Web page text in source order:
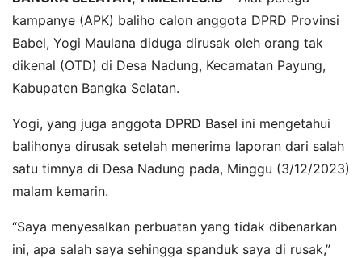
kampanye (APK) baliho calon anggota DPRD Provinsi
Babel, Yogi Maulana diduga dirusak oleh orang tak
dikenal (OTD) di Desa Nadung, Kecamatan Payung,
Kabupaten Bangka Selatan.
Yogi, yang juga anggota DPRD Basel ini mengetahui
balihonya dirusak setelah menerima laporan dari salah
satu timnya di Desa Nadung pada, Minggu (3/12/2023)
malam kemarin.
“Saya menyesalkan perbuatan yang tidak dibenarkan
ini, apa salah saya sehingga spanduk saya di rusak,”